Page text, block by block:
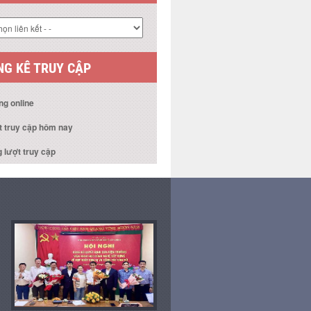
WEBSITE
online
cập hôm nay